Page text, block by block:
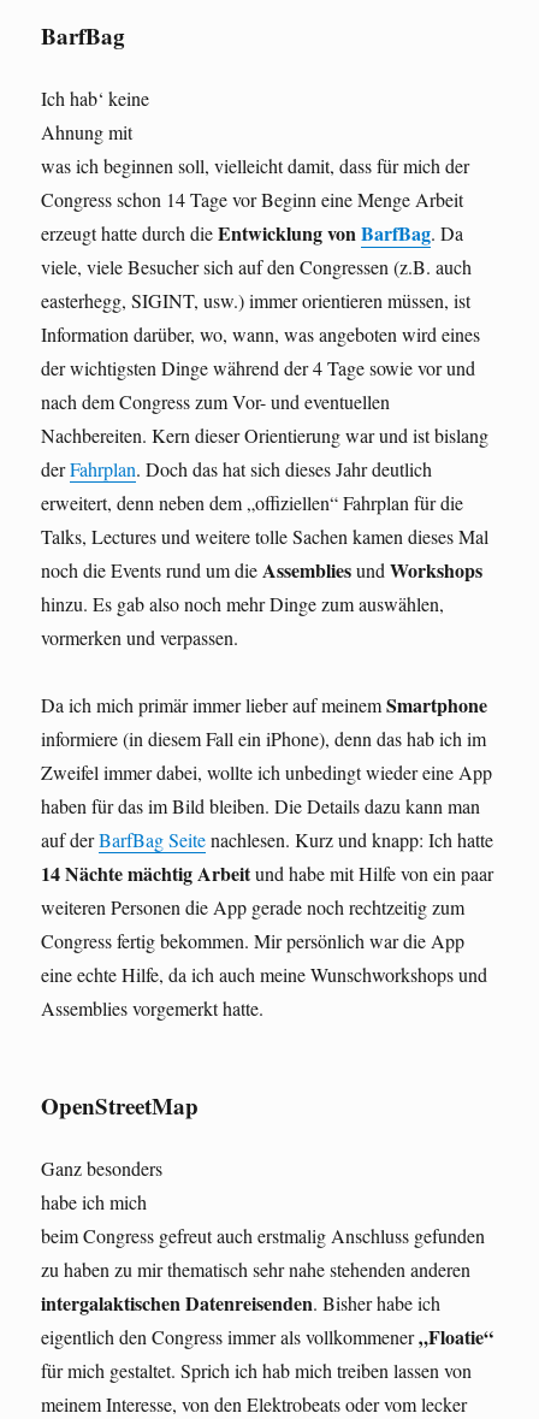
BarfBag
Ich hab‘ keine
Ahnung mit
was ich beginnen soll, vielleicht damit, dass für mich der
Congress schon 14 Tage vor Beginn eine Menge Arbeit
erzeugt hatte durch dieEntwicklung vonBarfBag. Da
viele, viele Besucher sich auf den Congressen (z.B. auch
easterhegg, SIGINT, usw.) immer orientieren müssen, ist
Information darüber, wo, wann, was angeboten wird eines
der wichtigsten Dinge während der 4 Tage sowie vor und
nach dem Congress zum Vor- und eventuellen
Nachbereiten. Kern dieser Orientierung war und ist bislang
derFahrplan. Doch das hat sich dieses Jahr deutlich
erweitert, denn neben dem „offiziellen“ Fahrplan für die
Talks, Lectures und weitere tolle Sachen kamen dieses Mal
noch die Events rund um die AssembliesundWorkshops
hinzu. Es gab also noch mehr Dinge zum auswählen,
vormerken und verpassen.
Da ich mich primär immer lieber auf meinemSmartphone
informiere (in diesem Fall ein iPhone), denn das hab ich im
Zweifel immer dabei, wollte ich unbedingt wieder eine App
haben für das im Bild bleiben. Die Details dazu kann man
auf derBarfBag Seitenachlesen. Kurz und knapp: Ich hatte
14 Nächte mächtig Arbeitund habe mit Hilfe von ein paar
weiteren Personen die App gerade noch rechtzeitig zum
Congress fertig bekommen. Mir persönlich war die App
eine echte Hilfe, da ich auch meine Wunschworkshops und
Assemblies vorgemerkt hatte.
OpenStreetMap
Ganz besonders
habe ich mich
beim Congress gefreut auch erstmalig Anschluss gefunden
zu haben zu mir thematisch sehr nahe stehenden anderen
intergalaktischen Datenreisenden. Bisher habe ich
eigentlich den Congress immer als vollkommener„Floatie“
für mich gestaltet. Sprich ich hab mich treiben lassen von
meinem Interesse, von den Elektrobeats oder vom lecker